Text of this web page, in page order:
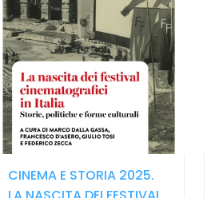
CINEMA E STORIA 2025.